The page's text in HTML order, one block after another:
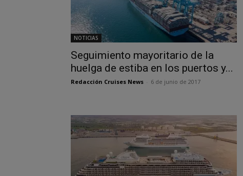
NOTICIAS
Seguimiento mayoritario de la
huelga de estiba en los puertos y...
Redacción Cruises News 6 de junio de 2017